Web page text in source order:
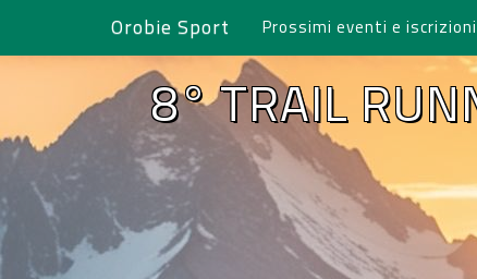
Orobie Sport Prossimi eventi e iscrizioni
8° TRAIL